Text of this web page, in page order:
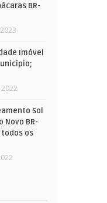
BR-
Imóvel
Sol
Novo BR-
os